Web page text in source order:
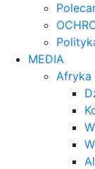
MEDIA
Afryka